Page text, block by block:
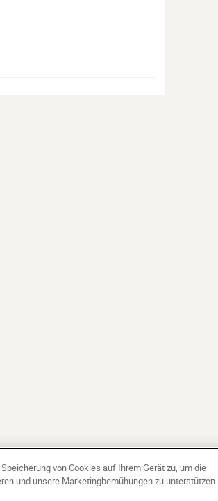
von Cookies auf Ihrem Gerät zu, um die
und unsere Marketingbemühungen zu unterstützen.